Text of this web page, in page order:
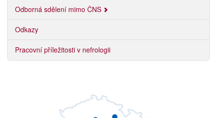
Odborná sdělení mimo ČNS
Odkazy
Pracovní příležitosti v nefrologii